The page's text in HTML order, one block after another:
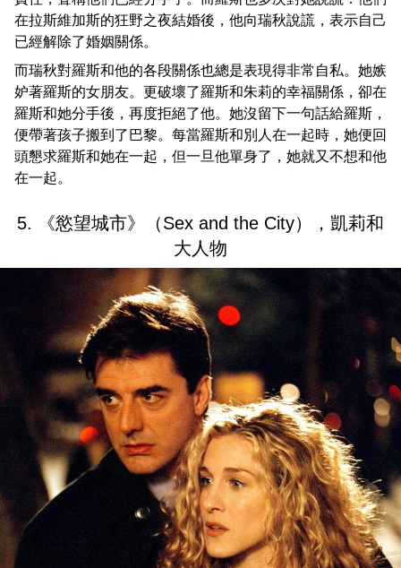
在拉斯維加斯的狂野之夜結婚後，他向瑞秋說謊，表示自己
已經解除了婚姻關係。
而瑞秋對羅斯和他的各段關係也總是表現得非常自私。她嫉
妒著羅斯的女朋友。更破壞了羅斯和朱莉的幸福關係，卻在
羅斯和她分手後，再度拒絕了他。她沒留下一句話給羅斯，
便帶著孩子搬到了巴黎。每當羅斯和別人在一起時，她便回
頭懇求羅斯和她在一起，但一旦他單身了，她就又不想和他
在一起。
5. 《慾望城市》（Sex and the City），凱莉和
大人物